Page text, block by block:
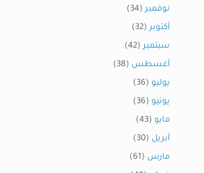
نوفمبر(34)
أكتوبر(32)
سبتمبر(42)
أغسطس (38)
يوليو (36)
يونيو (36)
مايو (43)
أبريل (30)
مارس (61)